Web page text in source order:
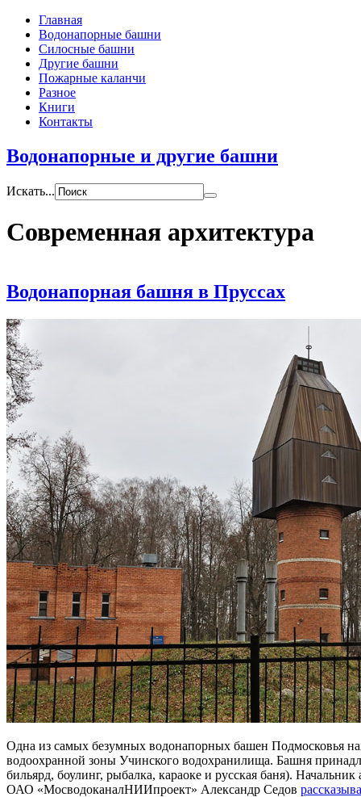
Главная
Водонапорные башни
Силосные башни
Другие башни
Пожарные каланчи
Разное
Книги
Контакты
Водонапорные и другие башни
Искать...
Современная архитектура
Водонапорная башня в Пруссах
Одна из самых безумных водонапорных башен Подмосковья
водоохранной зоны Учинского водохранилища. Башня
бильярд, боулинг, рыбалка, караоке и русская баня). Начальник
ОАО «МосводоканалНИИпроект» Александр Седов